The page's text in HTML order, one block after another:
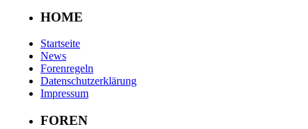
HOME
Startseite
News
Forenregeln
Datenschutzerklärung
Impressum
FOREN